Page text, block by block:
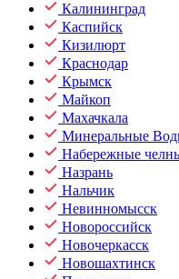
Калининград
Каспийск
Кизилюрт
Краснодар
Крымск
Майкоп
Махачкала
Минеральные
Набережные
Назрань
Нальчик
Невинномысск
Новороссийск
Новочеркасск
Новошахтинск